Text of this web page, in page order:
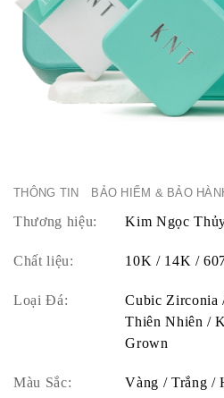
THÔNG TIN BẢO HIỂM & BẢO
Thương hiệu: Kim Ngọc
Chất liệu: 10K / 14K /
Loại Đá:
Cubic Zirconia
Thiên Nhiên /
Grown
Màu Sắc: Vàng / Trắng /